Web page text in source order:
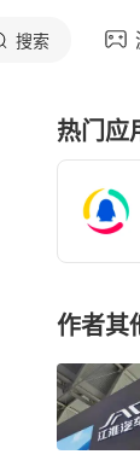
搜索
热门应
作者其